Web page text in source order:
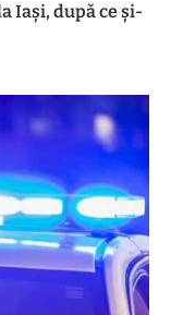
Iași, după ce și-